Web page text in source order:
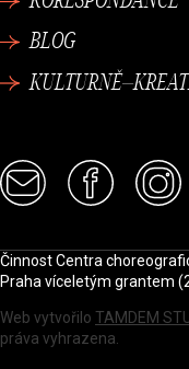
BLOG
Činnost Centra
Praha víceletým grantem
Web vytvořilo TAMDEM
práva vyhrazena.